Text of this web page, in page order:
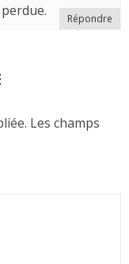
Répondre
Les champs